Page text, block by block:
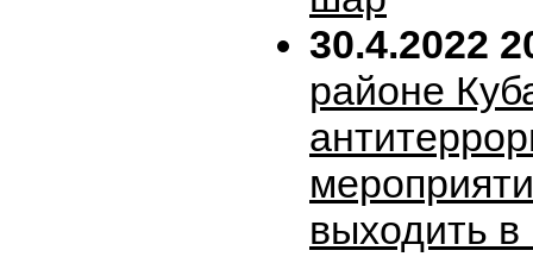
30.4.2022
районе
выходить